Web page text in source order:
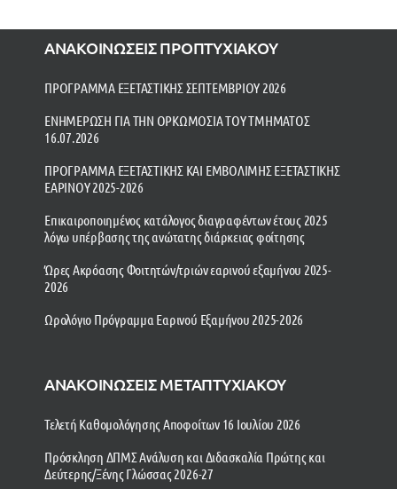
ΑΝΑΚΟΙΝΩΣΕΙΣ ΠΡΟΠΤΥΧΙΑΚΟΥ
ΠΡΟΓΡΑΜΜΑ ΕΞΕΤΑΣΤΙΚΗΣ ΣΕΠΤΕΜΒΡΙΟΥ 2026
ΕΝΗΜΕΡΩΣΗ ΓΙΑ ΤΗΝ ΟΡΚΩΜΟΣΙΑ ΤΟΥ ΤΜΗΜΑΤΟΣ
16.07.2026
ΠΡΟΓΡΑΜΜΑ ΕΞΕΤΑΣΤΙΚΗΣ ΚΑΙ ΕΜΒΟΛΙΜΗΣ ΕΞΕΤΑΣΤΙΚΗΣ
ΕΑΡΙΝΟΥ 2025-2026
Επικαιροποιημένος κατάλογος διαγραφέντων έτους 2025
λόγω υπέρβασης της ανώτατης διάρκειας φοίτησης
Ώρες Ακρόασης Φοιτητών/τριών εαρινού εξαμήνου 2025-
2026
Ωρολόγιο Πρόγραμμα Εαρινού Εξαμήνου 2025-2026
ΑΝΑΚΟΙΝΩΣΕΙΣ ΜΕΤΑΠΤΥΧΙΑΚΟΥ
Τελετή Καθομολόγησης Αποφοίτων 16 Ιουλίου 2026
Πρόσκληση ΔΠΜΣ Ανάλυση και Διδασκαλία Πρώτης και
Δεύτερης/Ξένης Γλώσσας 2026-27